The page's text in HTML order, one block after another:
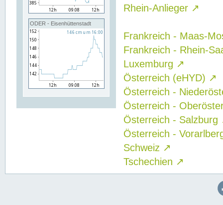
ODER - Eisenhüttenstadt
Rhein-Anlieger ↗
Frankreich - Maas-
Frankreich - Rhein-
Luxemburg ↗
Österreich (eHYD) ↗
Österreich -
Österreich -
Österreich - Salzburg
Österreich -
Schweiz ↗
Tschechien ↗